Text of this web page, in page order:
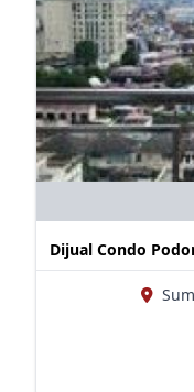
Dijual Condo